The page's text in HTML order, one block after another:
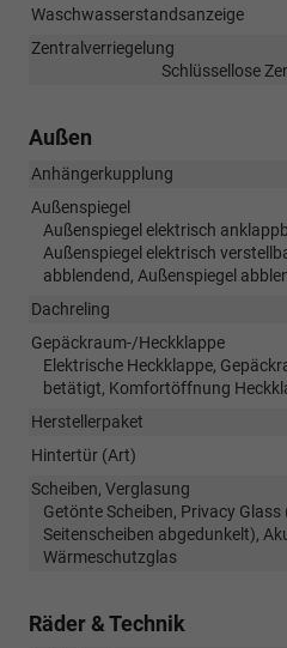
Waschwasserstandsanzeige
Zentralverriegelung
Schlüssellose
Außen
Anhängerkupplung
Außenspiegel
Außenspiegel elektrisch
Außenspiegel elektrisch
abblendend, Außenspiegel
Dachreling
Gepäckraum-/Heckklappe
Elektrische Heckklappe,
betätigt, Komfortöffnung
Herstellerpaket
Hintertür (Art)
Scheiben, Verglasung
Getönte Scheiben, Privacy
Seitenscheiben abgedunkelt),
Wärmeschutzglas
Räder & Technik